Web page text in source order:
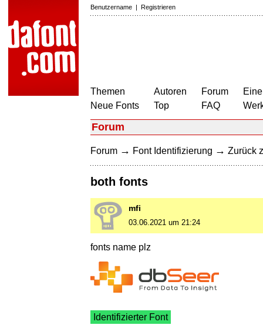
Benutzername | Registrieren
Themen
Neue Fonts
Autoren
Top
Forum
FAQ
Forum
Forum → Font Identifizierung → Zurück
both fonts
mfi
03.06.2021 um 21:24
fonts name plz
Identifizierter Font